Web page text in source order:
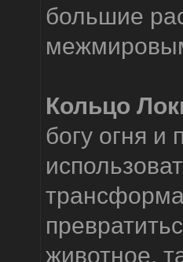
большие
Кольцо
богу огня
животное,